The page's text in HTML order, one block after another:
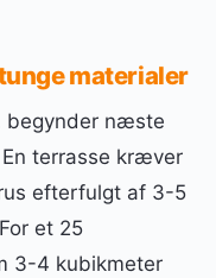
materialer
begynder næste
terrasse kræver
efterfulgt af 3-5
et 25
3-4 kubikmeter